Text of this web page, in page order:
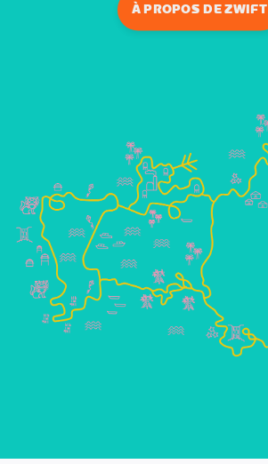
À PROPOS DE ZWIFT